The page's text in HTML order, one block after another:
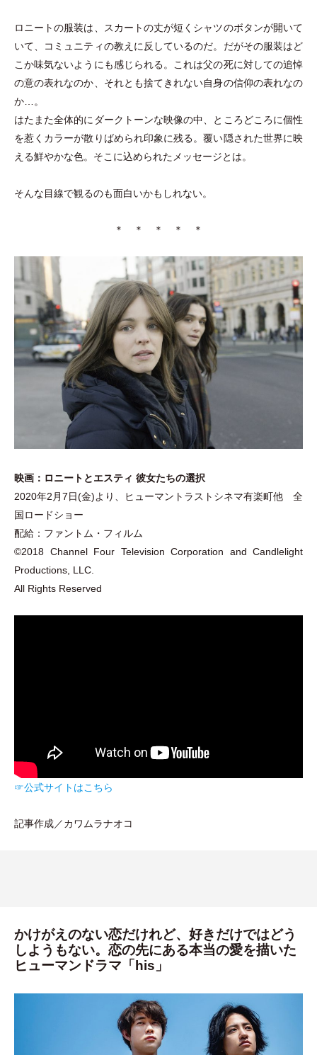
ロニートの服装は、スカートの丈が短くシャツのボタンが開いて
いて、コミュニティの教えに反しているのだ。だがその服装はど
こか味気ないようにも感じられる。これは父の死に対しての追悼
の意の表れなのか、それとも捨てきれない自身の信仰の表れなの
か…。
はたまた全体的にダークトーンな映像の中、ところどころに個性
を惹くカラーが散りばめられ印象に残る。覆い隠された世界に映
える鮮やかな色。そこに込められたメッセージとは。
そんな目線で観るのも面白いかもしれない。
＊ ＊ ＊ ＊ ＊
映画：ロニートとエスティ 彼女たちの選択
2020年2月7日(金)より、ヒューマントラストシネマ有楽町他 全
国ロードショー
配給：ファントム ・ フィルム
©2018 Channel Four Television Corporation and Candlelight
Productions, LLC.
All Rights Reserved
☞公式サイトはこちら
記事作成／カワムラナオコ
かけがえのない恋だけれど、好きだけではどう
しようもない。恋の先にある本当の愛を描いた
ヒューマンドラマ「his」